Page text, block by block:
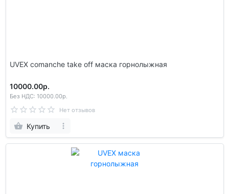
UVEX comanche take off маска горнолыжная
10000.00р.
Без НДС: 10000.00р.
Нет отзывов
Купить